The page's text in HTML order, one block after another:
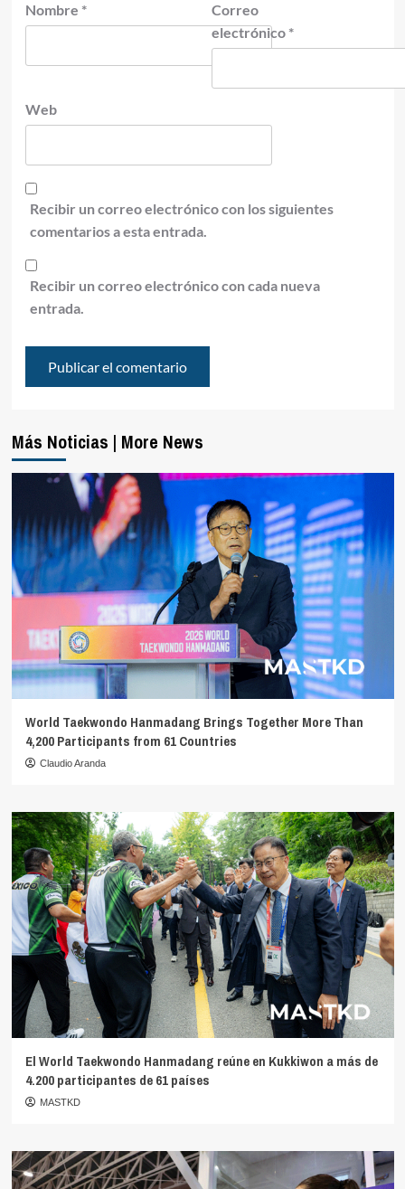
Nombre *
Correo
electrónico *
Web
Recibir un correo electrónico con los siguientes
comentarios a esta entrada.
Recibir un correo electrónico con cada nueva
entrada.
Más Noticias | More News
World Taekwondo Hanmadang Brings Together More Than
4,200 Participants from 61 Countries
Claudio Aranda
El World Taekwondo Hanmadang reúne en Kukkiwon a más de
4.200 participantes de 61 países
MASTKD